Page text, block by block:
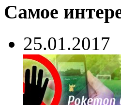
Самое
25.01.2017